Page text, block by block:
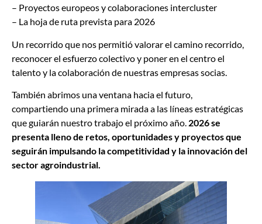
– Proyectos europeos y colaboraciones intercluster
– La hoja de ruta prevista para 2026
Un recorrido que nos permitió valorar el camino recorrido,
reconocer el esfuerzo colectivo y poner en el centro el
talento y la colaboración de nuestras empresas socias.
También abrimos una ventana hacia el futuro,
compartiendo una primera mirada a las líneas estratégicas
que guiarán nuestro trabajo el próximo año. 2026 se
presenta lleno de retos, oportunidades y proyectos que
seguirán impulsando la competitividad y la innovación del
sector agroindustrial.